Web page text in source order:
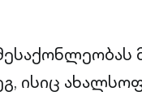
ისიც